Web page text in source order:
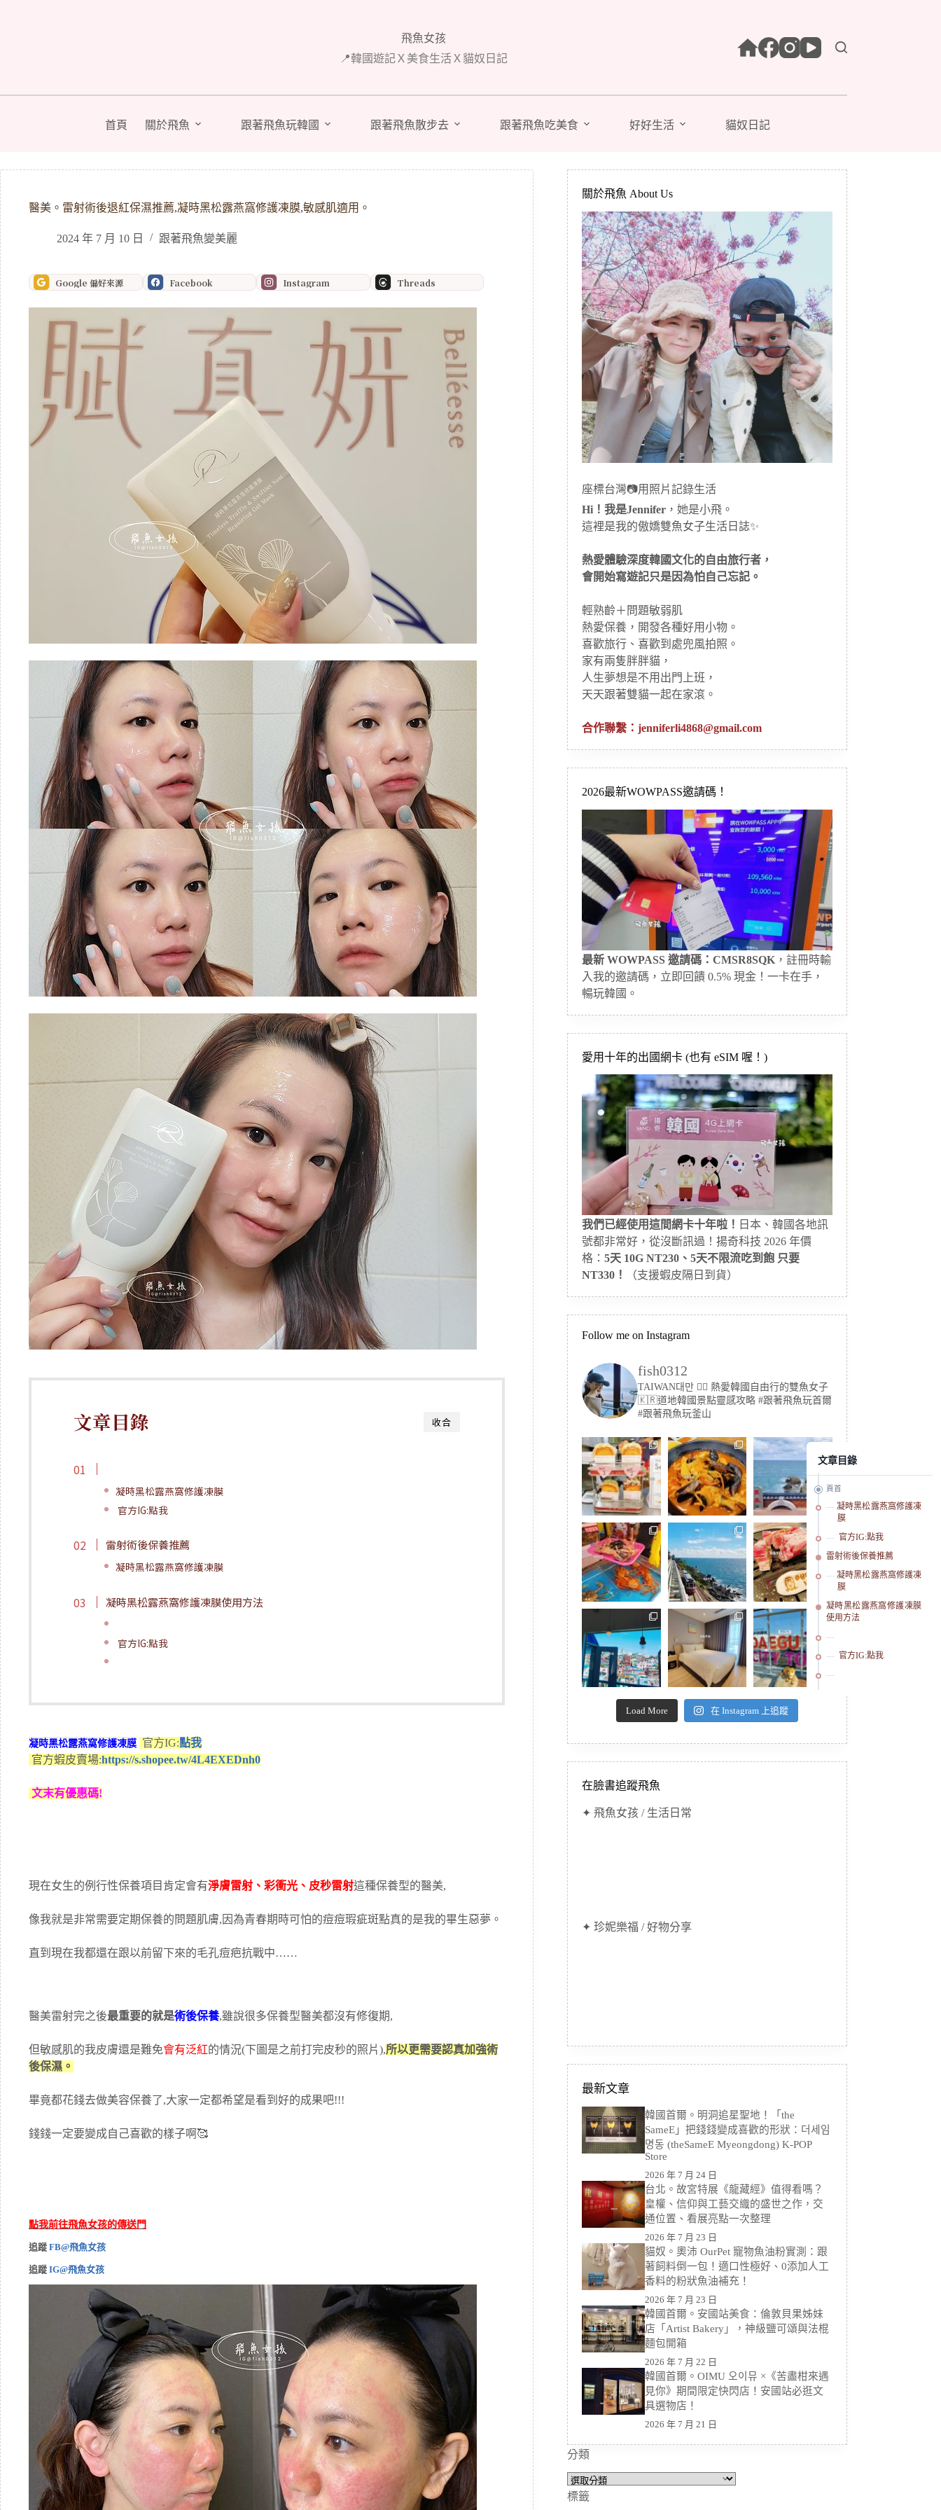
容
飛魚女孩
📍韓國遊記Ｘ美食生活Ｘ貓奴日記
首頁 關於飛魚 跟著飛魚玩韓國 跟著飛魚散步去 跟著飛魚吃美食 好好生活 貓奴日記
醫美。雷射術後退紅保濕推薦,凝時黑松露燕窩修護凍膜,敏感肌適用。
2024 年 7 月 10 日 跟著飛魚變美麗
Google 偏好來源 Facebook Instagram Threads
收合
文章目錄
凝時黑松露燕窩修護凍膜
官方IG:點我
雷射術後保養推薦
凝時黑松露燕窩修護凍膜
凝時黑松露燕窩修護凍膜使用方法
官方IG:點我
凝時黑松露燕窩修護凍膜 官方IG:點我
官方蝦皮賣場:https://s.shopee.tw/4L4EXEDnh0
文末有優惠碼!
現在女生的例行性保養項目肯定會有淨膚雷射、彩衝光、皮秒雷射這種保養型的醫美,
像我就是非常需要定期保養的問題肌膚,因為青春期時可怕的痘痘瑕疵斑點真的是我的畢生惡夢。
直到現在我都還在跟以前留下來的毛孔痘疤抗戰中……
醫美雷射完之後最重要的就是術後保養,雖說很多保養型醫美都沒有修復期,
但敏感肌的我皮膚還是難免會有泛紅的情況(下圖是之前打完皮秒的照片),所以更需要認真加強術
後保濕。
畢竟都花錢去做美容保養了,大家一定都希望是看到好的成果吧!!!
錢錢一定要變成自己喜歡的樣子啊🥰
點我前往飛魚女孩的傳送門
追蹤 FB@飛魚女孩
追蹤 IG@飛魚女孩
關於飛魚 About Us
座標台灣📷用照片記錄生活
Hi！我是Jennifer ，她是小飛。
這裡是我的傲嬌雙魚女子生活日誌✨
熱愛體驗深度韓國文化的自由旅行者，
會開始寫遊記只是因為怕自己忘記。
輕熟齡＋問題敏弱肌
熱愛保養，開發各種好用小物。
喜歡旅行、喜歡到處兜風拍照。
家有兩隻胖胖貓，
人生夢想是不用出門上班，
天天跟著雙貓一起在家滾。
合作聯繫：jenniferli4868@gmail.com
2026最新WOWPASS邀請碼！
最新 WOWPASS 邀請碼：CMSR8SQK ，註冊時輸
入我的邀請碼，立即回饋 0.5% 現金！一卡在手，
暢玩韓國。
愛用十年的出國網卡 (也有 eSIM 喔！)
我們已經使用這間網卡十年啦！ 日本、韓國各地訊
號都非常好，從沒斷訊過！揚奇科技 2026 年價
格：5天 10G NT230、5天不限流吃到飽 只要
NT330！
（支援蝦皮隔日到貨）
Follow me on Instagram
fish0312
TAIWAN대만 🏳️‍🌈 熱愛韓國自由行的雙魚女子
🇰🇷道地韓國景點靈感攻略 #跟著飛魚玩首爾
#跟著飛魚玩釜山
Load More 在 Instagram 上追蹤
在臉書追蹤飛魚
✦ 飛魚女孩 / 生活日常
✦ 珍妮樂福 / 好物分享
最新文章
韓國首爾。明洞追星聖地！「the
SameE」把錢錢變成喜歡的形狀：더세임
명동 (theSameE Myeongdong) K-POP
Store
2026 年 7 月 24 日
台北。故宮特展《龍藏經》值得看嗎？
皇權、信仰與工藝交織的盛世之作，交
通位置、看展亮點一次整理
2026 年 7 月 23 日
貓奴。奧沛 OurPet 寵物魚油粉實測：跟
著飼料倒一包！適口性極好、0添加人工
香料的粉狀魚油補充！
2026 年 7 月 23 日
韓國首爾。安國站美食：倫敦貝果姊妹
店「Artist Bakery」，神級鹽可頌與法棍
麵包開箱
2026 年 7 月 22 日
韓國首爾。OIMU 오이뮤 ×《苦盡柑來遇
見你》期間限定快閃店！安國站必逛文
具選物店！
2026 年 7 月 21 日
分類
分
類
標籤
文章目錄
頁首
凝時黑松露燕窩修護凍
膜
官方IG:點我
雷射術後保養推薦
凝時黑松露燕窩修護凍
膜
凝時黑松露燕窩修護凍膜
使用方法
官方IG:點我